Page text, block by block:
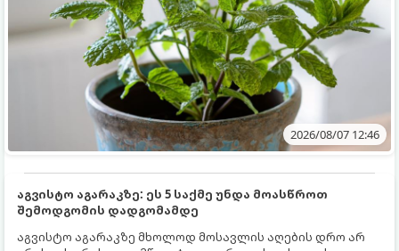
2026/08/07 12:46
აგვისტო აგარაკზე: ეს 5 საქმე უნდა მოასწროთ
შემოდგომის დადგომამდე
აგვისტო აგარაკზე მხოლოდ მოსავლის აღების დრო არ